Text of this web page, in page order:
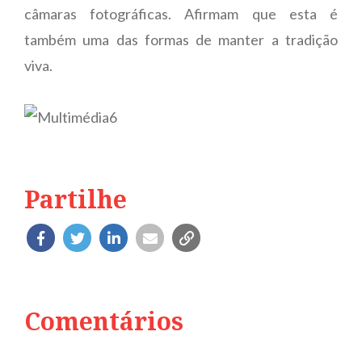
câmaras fotográficas. Afirmam que esta é
também uma das formas de manter a tradição
viva.
Partilhe
Comentários